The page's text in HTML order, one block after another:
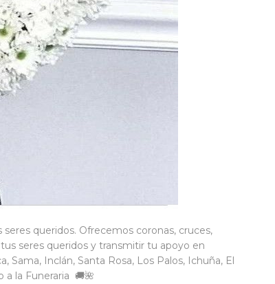
queridos. Ofrecemos coronas, cruces,
seres queridos y transmitir tu apoyo en
Sama, Inclán, Santa Rosa, Los Palos, Ichuña, El
a la Funeraria 🚚🌺